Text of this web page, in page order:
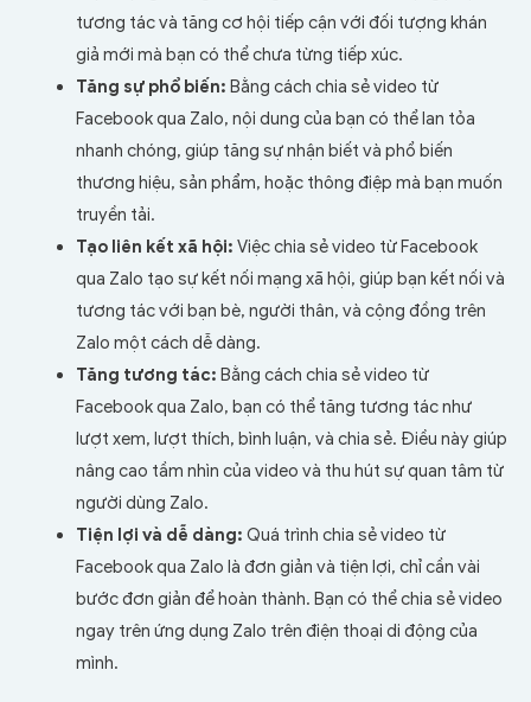
tương tác và tăng cơ hội tiếp cận với đối tượng khán
giả mới mà bạn có thể chưa từng tiếp xúc.
Tăng sự phổ biến: Bằng cách chia sẻ video từ
Facebook qua Zalo, nội dung của bạn có thể lan tỏa
nhanh chóng, giúp tăng sự nhận biết và phổ biến
thương hiệu, sản phẩm, hoặc thông điệp mà bạn muốn
truyền tải.
Tạo liên kết xã hội: Việc chia sẻ video từ Facebook
qua Zalo tạo sự kết nối mạng xã hội, giúp bạn kết nối và
tương tác với bạn bè, người thân, và cộng đồng trên
Zalo một cách dễ dàng.
Tăng tương tác: Bằng cách chia sẻ video từ
Facebook qua Zalo, bạn có thể tăng tương tác như
lượt xem, lượt thích, bình luận, và chia sẻ. Điều này giúp
nâng cao tầm nhìn của video và thu hút sự quan tâm từ
người dùng Zalo.
Tiện lợi và dễ dàng: Quá trình chia sẻ video từ
Facebook qua Zalo là đơn giản và tiện lợi, chỉ cần vài
bước đơn giản để hoàn thành. Bạn có thể chia sẻ video
ngay trên ứng dụng Zalo trên điện thoại di động của
mình.